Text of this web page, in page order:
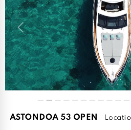
Previous
ASTONDOA 53 OPEN